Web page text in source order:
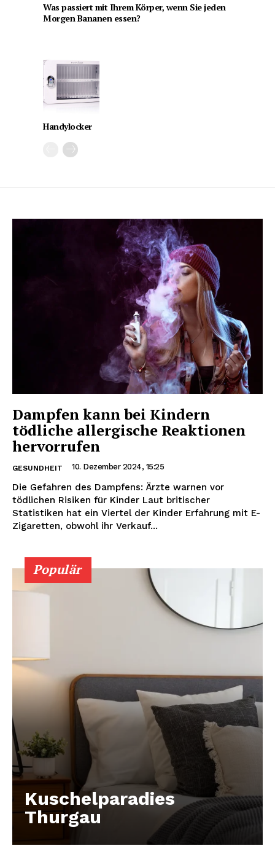
Was passiert mit Ihrem Körper, wenn Sie jeden
Morgen Bananen essen?
Handylocker
Dampfen kann bei Kindern
tödliche allergische Reaktionen
hervorrufen
GESUNDHEIT 10. Dezember 2024, 15:25
Die Gefahren des Dampfens: Ärzte warnen vor
tödlichen Risiken für Kinder Laut britischer
Statistiken hat ein Viertel der Kinder Erfahrung mit E-
Zigaretten, obwohl ihr Verkauf...
Populär
Kuschelparadies
Thurgau